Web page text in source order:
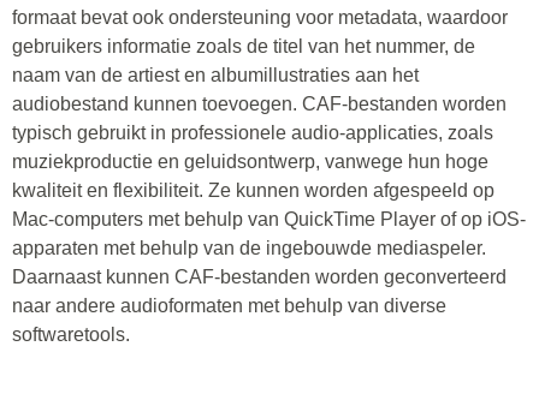
formaat bevat ook ondersteuning voor metadata, waardoor
gebruikers informatie zoals de titel van het nummer, de
naam van de artiest en albumillustraties aan het
audiobestand kunnen toevoegen. CAF-bestanden worden
typisch gebruikt in professionele audio-applicaties, zoals
muziekproductie en geluidsontwerp, vanwege hun hoge
kwaliteit en flexibiliteit. Ze kunnen worden afgespeeld op
Mac-computers met behulp van QuickTime Player of op iOS-
apparaten met behulp van de ingebouwde mediaspeler.
Daarnaast kunnen CAF-bestanden worden geconverteerd
naar andere audioformaten met behulp van diverse
softwaretools.